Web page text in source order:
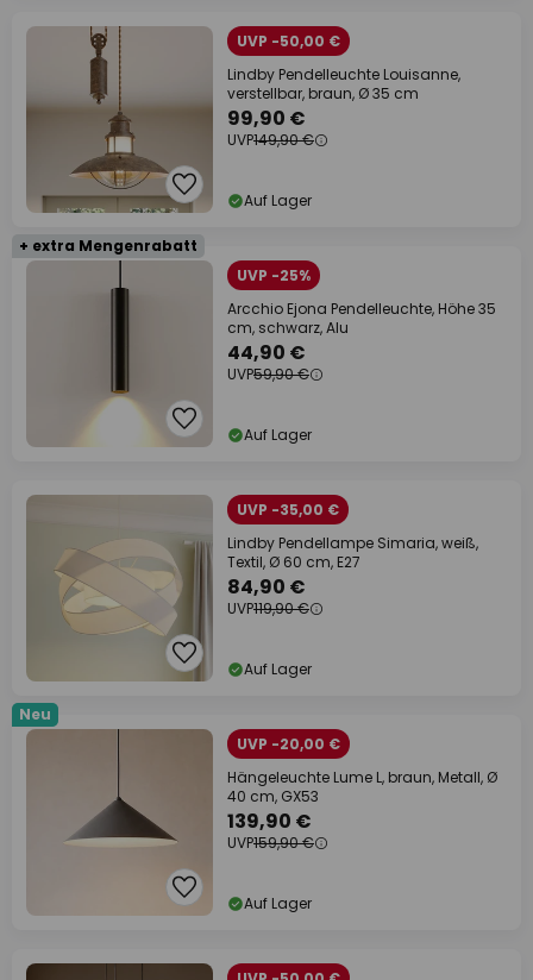
UVP -50,00 €
Lindby Pendelleuchte Louisanne,
verstellbar, braun, Ø 35 cm
99,90 €
UVP149,90 €
Auf Lager
+ extra Mengenrabatt
UVP -25%
Arcchio Ejona Pendelleuchte, Höhe 35
cm, schwarz, Alu
44,90 €
UVP59,90 €
Auf Lager
UVP -35,00 €
Lindby Pendellampe Simaria, weiß,
Textil, Ø 60 cm, E27
84,90 €
UVP119,90 €
Auf Lager
Neu
UVP -20,00 €
Hängeleuchte Lume L, braun, Metall, Ø
40 cm, GX53
139,90 €
UVP159,90 €
Auf Lager